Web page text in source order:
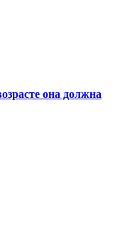
она должна